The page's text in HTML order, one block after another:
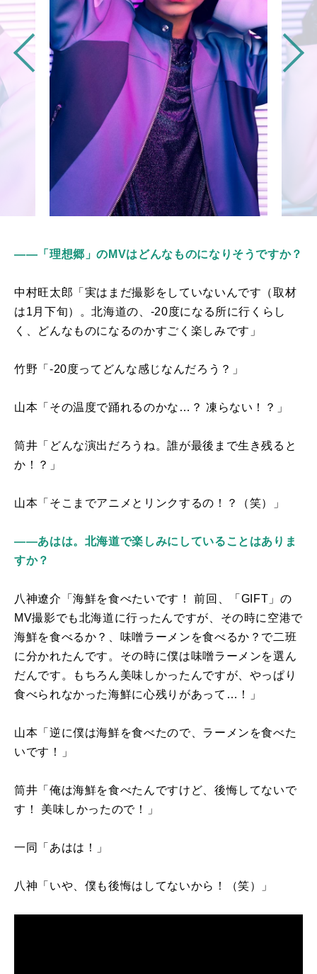
――「理想郷」のMVはどんなものになりそうですか？
中村旺太郎「実はまだ撮影をしていないんです（取材
は1月下旬）。北海道の、 -20度になる所に行くらし
く、どんなものになるのかすごく楽しみです」
竹野「 -20度ってどんな感じなんだろう？」
山本「その温度で踊れるのかな…？ 凍らない！？」
筒井「どんな演出だろうね。誰が最後まで生き残ると
か！？」
山本「そこまでアニメとリンクするの！？（笑）」
――あはは。北海道で楽しみにしていることはありま
すか？
八神遼介「海鮮を食べたいです！ 前回、「 GIFT 」の
MV撮影でも北海道に行ったんですが、その時に空港で
海鮮を食べるか？、味噌ラーメンを食べるか？で二班
に分かれたんです。その時に僕は味噌ラーメンを選ん
だんです。もちろん美味しかったんですが、やっぱり
食べられなかった海鮮に心残りがあって…！」
山本「逆に僕は海鮮を食べたので、ラーメンを食べた
いです！」
筒井「俺は海鮮を食べたんですけど、後悔してないで
す！ 美味しかったので！」
一同「あはは！」
八神「いや、僕も後悔はしてないから！（笑）」